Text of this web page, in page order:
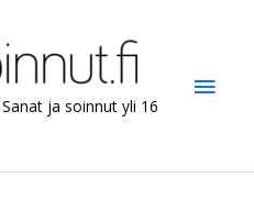
ja soinnut yli 16